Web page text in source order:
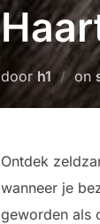
door h1 on
Ontdek
wanneer je
geworden als